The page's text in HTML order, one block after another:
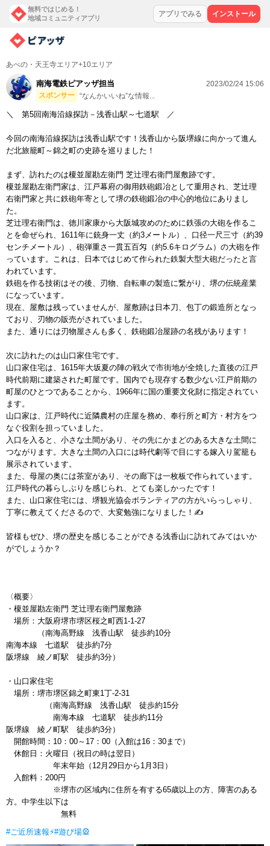
無料ではじめる！
地域コミュニティアプリ
アプリでみる インストール
あべの・天王寺エリア+10エリア
南海電鉄ピアッザ担当
スポンサー “なんかいいね”な情報...
2023/02/24 15:06
＼ 第5回南海沿線探訪－浅香山駅～七道駅 ／
今回の南海沿線探訪は浅香山駅です！浅香山から阪堺線に向かって進ん
だ北旅籠町～錦之町の史跡を巡りました！
まず、訪れたのは榎並屋勘左衛門 芝辻理右衛門屋敷跡です。
榎並屋勘左衛門家は、江戸幕府の御用鉄砲鍛冶として重用され、芝辻理
右衛門家と共に鉄砲年寄として堺の鉄砲鍛冶の中心的地位にありまし
た。
芝辻理右衛門は、徳川家康から大阪城攻めのために鉄張の大砲を作るこ
とを命ぜられ、1611年に銃身一丈（約3メートル）、口径一尺三寸（約39
センチメートル）、砲弾重さ一貫五百匁（約5.6キログラム）の大砲を作
っています。これは、日本ではじめて作られた鉄製大型大砲だったと言
われています。
鉄砲を作る技術はその後、刃物、自転車の製造に繋がり、堺の伝統産業
になっています。
現在、屋敷は残っていませんが、屋敷跡は日本刀、包丁の鍛造所となっ
ており、刃物の販売がされていました。
また、通りには刃物屋さんも多く、鉄砲鍛冶屋跡の名残があります！
次に訪れたのは山口家住宅です。
山口家住宅は、1615年大坂夏の陣の戦火で市街地が全焼した直後の江戸
時代前期に建築された町屋です。国内でも現存する数少ない江戸前期の
町屋のひとつであることから、1966年に国の重要文化財に指定されてい
ます。
山口家は、江戸時代に近隣農村の庄屋を務め、奉行所と町方・村方をつ
なぐ役割を担っていました。
入口を入ると、小さな土間があり、その先にかまどのある大きな土間に
つながります。大きな土間の入口には時代劇等で目にする嫁入り駕籠も
展示されています。
また、母屋の奥には茶室があり、その廊下は一枚板で作られています。
江戸時代の暮らしぶりを感じられ、とても楽しかったです！
また、山口家住宅には、堺観光協会ボランティアの方がいらっしゃり、
丁寧に教えてくださるので、大変勉強になりました！✍
皆様もぜひ、堺の歴史を感じることができる浅香山に訪れてみてはいか
がでしょうか？
〈概要〉
・榎並屋勘左衛門 芝辻理右衛門屋敷跡
場所：大阪府堺市堺区桜之町西1-1-27
（南海高野線 浅香山駅 徒歩約10分
南海本線 七道駅 徒歩約7分
阪堺線 綾ノ町駅 徒歩約3分）
・山口家住宅
場所：堺市堺区錦之町東1丁-2‐31
（南海高野線 浅香山駅 徒歩約15分
南海本線 七道駅 徒歩約11分
阪堺線 綾ノ町駅 徒歩約3分）
開館時間：10：00～17：00（入館は16：30まで）
休館日：火曜日（祝日の時は翌日）
年末年始（12月29日から1月3日）
入館料：200円
※堺市の区域内に住所を有する65歳以上の方、障害のある
方。中学生以下は
無料
#ご近所速報⚡#遊び場🎡